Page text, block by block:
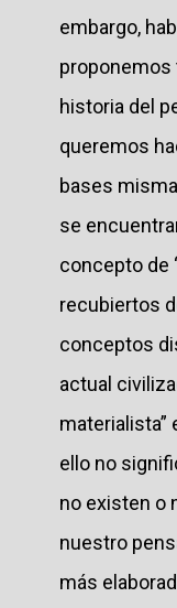
embargo,
proponemos
historia del
queremos
bases
se
concepto de
recubiertos
conceptos
actual
materialista”
ello no
no existen o
nuestro
más